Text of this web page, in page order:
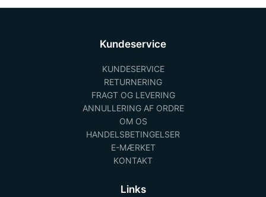
Kundeservice
KUNDESERVICE
RETURNERING
FRAGT OG LEVERING
ANNULLERING AF ORDRE
OM OS
HANDELSBETINGELSER
E-MÆRKET
KONTAKT
Links